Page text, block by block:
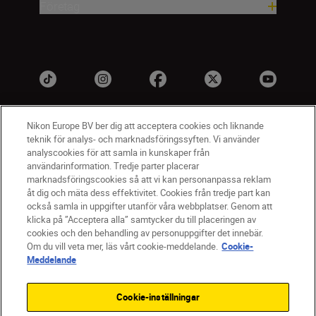
SV Nikon Sites
Kontakta oss
Policydokument om personuppgiftsbehandling
Användningsvillkor
Användarvillkor för Nikon Store
Cookie-meddelande
Tillgänglighet
Cookieinställningar
Nikon Europe BV ber dig att acceptera cookies och liknande
teknik för analys- och marknadsföringssyften. Vi använder
analyscookies för att samla in kunskaper från
användarinformation. Tredje parter placerar
marknadsföringscookies så att vi kan personanpassa reklam
åt dig och mäta dess effektivitet. Cookies från tredje part kan
också samla in uppgifter utanför våra webbplatser. Genom att
klicka på ”Acceptera alla” samtycker du till placeringen av
cookies och den behandling av personuppgifter det innebär.
Om du vill veta mer, läs vårt cookie-meddelande. Cookie-
Meddelande
Cookie-inställningar